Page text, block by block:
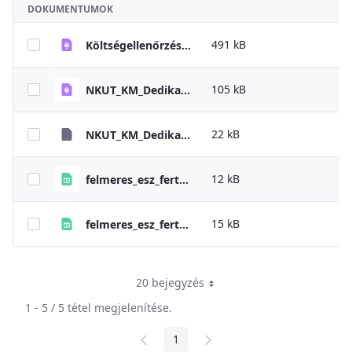
DOKUMENTUMOK
Költségellenőrzés - Útmutató 491 kB
NKUT_KM_Dedikalt_telefonvonal_es_ugyintezok (1) 105 kB
NKUT_KM_Dedikalt_telefonvonal_es_ugyintezok 22 kB
felmeres_esz_fertotlenito_2025 12 kB
felmeres_esz_fertotlenito_2024 15 kB
20 bejegyzés
1 - 5 / 5 tétel megjelenítése.
Oldal
1